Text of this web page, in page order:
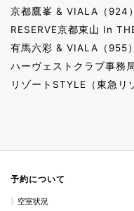
京都鷹峯 & VIALA（924）
RESERVE京都東山 In
有馬六彩 & VIALA（955）
ハーヴェストクラブ事務
リゾートSTYLE（東急リ
予約について
空室状況